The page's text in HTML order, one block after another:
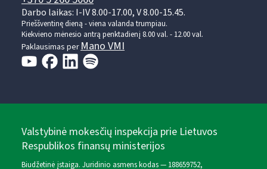
Darbo laikas: I-IV 8.00-17.00, V 8.00-15.45.
Prieššventinę dieną - viena valanda trumpiau.
Kiekvieno mėnesio antrą penktadienį 8.00 val. - 12.00 val.
Paklausimas perMano VMI
Valstybinė mokesčių inspekcija prie Lietuvos
Respublikos finansų ministerijos
Biudžetinė įstaiga. Juridinio asmens kodas — 188659752,